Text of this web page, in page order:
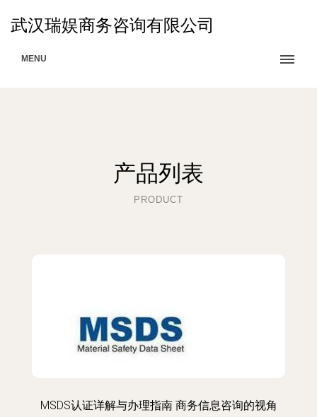
武汉瑞娱商务咨询有限公司
MENU
产品列表
PRODUCT
MSDS认证详解与办理指南 商务信息咨询的视角